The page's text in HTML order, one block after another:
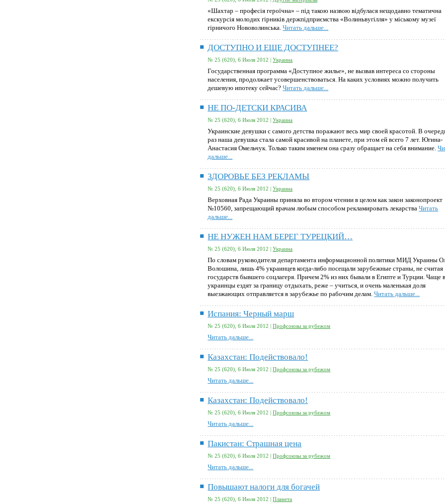
«Шахтар – професія героїчна» – під такою назвою відбулася нещодавно тематична
екскурсія молодих гірників держпідприємства «Волиньвугілля» у міському музеї
гірничого Нововолинська.Читать дальше...
ДОСТУПНО И ЕЩЕ ДОСТУПНЕЕ?
№ 25 (620), 6 Июля 2012 |Украина
Государственная программа «Доступное жилье», не вызвав интереса со стороны
населения, продолжает усовершенствоваться. На каких условиях можно получить
дешевую ипотеку сейчас?Читать дальше...
НЕ ПО-ДЕТСКИ КРАСИВА
№ 25 (620), 6 Июля 2012 |Украина
Украинские девушки с самого детства поражают весь мир своей красотой. В
раз наша девушка стала самой красивой на планете, при этом ей всего 7 лет. Югина-
Анастасия Омельчук. Только таким именем она сразу обращает на себя внимание.
дальше...
ЗДОРОВЬЕ БЕЗ РЕКЛАМЫ
№ 25 (620), 6 Июля 2012 |Украина
Верховная Рада Украины приняла во втором чтении в целом как закон законопроект
№10560, запрещающий врачам любым способом рекламировать лекарстваЧитать
дальше...
НЕ НУЖЕН НАМ БЕРЕГ ТУРЕЦКИЙ…
№ 25 (620), 6 Июля 2012 |Украина
По словам руководителя департамента информационной политики МИД Украины
Волошина, лишь 4% украинцев когда-либо посещали зарубежные страны, не считая
государств бывшего соцлагеря. Причем 2% из них бывали в Египте и Турции. Чаще
украинцы ездят за границу отдыхать, реже – учиться, и очень маленькая доля
выезжающих отправляется в зарубежье по рабочим делам.Читать дальше...
Испания: Черный марш
№ 25 (620), 6 Июля 2012 |Профсоюзы за рубежом
Читать дальше...
Казахстан: Подействовало!
№ 25 (620), 6 Июля 2012 |Профсоюзы за рубежом
Читать дальше...
Казахстан: Подействовало!
№ 25 (620), 6 Июля 2012 |Профсоюзы за рубежом
Читать дальше...
Пакистан: Страшная цена
№ 25 (620), 6 Июля 2012 |Профсоюзы за рубежом
Читать дальше...
Повышают налоги для богачей
№ 25 (620), 6 Июля 2012 |Планета